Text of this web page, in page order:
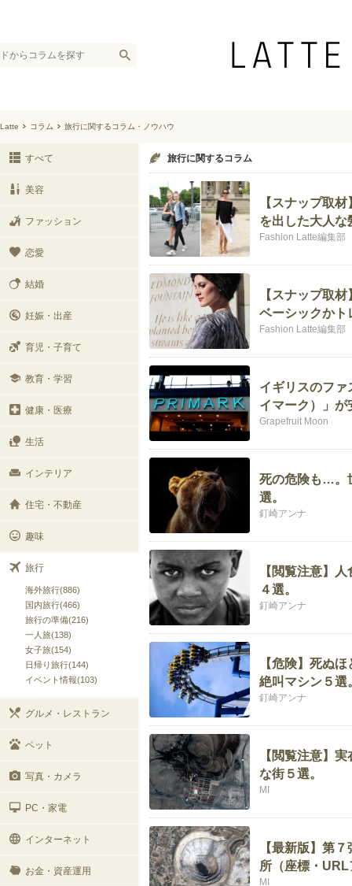
Latte コラム 旅行に関するコラム・ノウハウ
すべて
美容
ファッション
恋愛
結婚
妊娠・出産
育児・子育て
教育・学習
健康・医療
生活
インテリア
住宅・不動産
趣味
旅行
海外旅行(886)
国内旅行(466)
旅行の準備(216)
一人旅(138)
女子旅(154)
日帰り旅行(144)
イベント情報(103)
グルメ・レストラン
ペット
写真・カメラ
PC・家電
インターネット
お金・資産運用
旅行に関するコラム
【スナップ取
を出した大人な
Fashion Latte編集部
【スナップ取
ベーシックかト
Fashion Latte編集部
イギリスのフ
イマーク）」が
Grapefruit Moon
死の危険も…。
選。
釘崎アンナ
【閲覧注意】
４選。
釘崎アンナ
【危険】死ぬ
絶叫マシン５選
釘崎アンナ
【閲覧注意】
な街５選。
MI
【最新版】第
所（座標・URL
MI